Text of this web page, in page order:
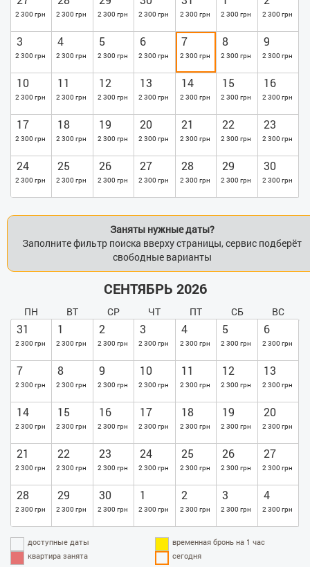
стоимость аренды. Строго запрещены курение и массовые
мероприятия в помещении.
2 300 грн 2 300 грн 2 300 грн 2 300 грн 2 300 грн 2 300 грн 2 300 грн
3
2 300 грн
4
2 300 грн
5
2 300 грн
6
2 300 грн
7
2 300 грн
8
2 300 грн
9
2 300 грн
10
2 300 грн
11
2 300 грн
12
2 300 грн
13
2 300 грн
14
2 300 грн
15
2 300 грн
16
2 300 грн
17
2 300 грн
18
2 300 грн
19
2 300 грн
20
2 300 грн
21
2 300 грн
22
2 300 грн
23
2 300 грн
24
2 300 грн
25
2 300 грн
26
2 300 грн
27
2 300 грн
28
2 300 грн
29
2 300 грн
30
2 300 грн
Заняты нужные даты?
Заполните фильтр поиска вверху страницы, сервис подберёт
свободные варианты
СЕНТЯБРЬ 2026
ПН ВТ СР ЧТ ПТ СБ ВС
31
2 300 грн
1
2 300 грн
2
2 300 грн
3
2 300 грн
4
2 300 грн
5
2 300 грн
6
2 300 грн
7
2 300 грн
8
2 300 грн
9
2 300 грн
10
2 300 грн
11
2 300 грн
12
2 300 грн
13
2 300 грн
14
2 300 грн
15
2 300 грн
16
2 300 грн
17
2 300 грн
18
2 300 грн
19
2 300 грн
20
2 300 грн
21
2 300 грн
22
2 300 грн
23
2 300 грн
24
2 300 грн
25
2 300 грн
26
2 300 грн
27
2 300 грн
28
2 300 грн
29
2 300 грн
30
2 300 грн
1
2 300 грн
2
2 300 грн
3
2 300 грн
4
2 300 грн
доступные даты
временная бронь на 1 час
квартира занята
сегодня